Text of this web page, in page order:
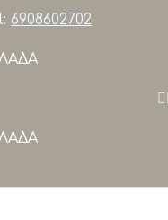
6908602702